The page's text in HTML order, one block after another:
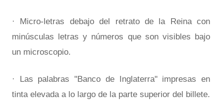
· Micro-letras debajo del retrato de la Reina con
minúsculas letras y números que son visibles bajo
un microscopio.
· Las palabras "Banco de Inglaterra" impresas en
tinta elevada a lo largo de la parte superior del billete.